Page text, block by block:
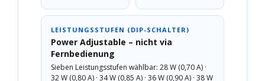
LEISTUNGSSTUFEN (DIP-SCHALTER)
Power Adjustable – nicht via
Fernbedienung
Sieben Leistungsstufen wählbar: 28 W (0,70 A) ·
32 W (0,80 A) · 34 W (0,85 A) · 36 W (0,90 A) · 38 W